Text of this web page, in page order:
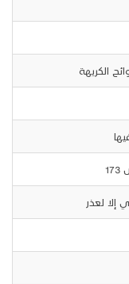
الكريهة
إلا لعذر